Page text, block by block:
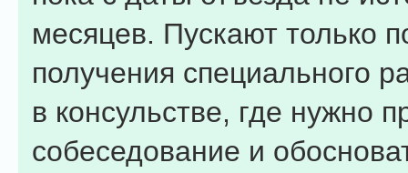
месяцев. Пускают только
получения специального
в консульстве, где нужно
собеседование и